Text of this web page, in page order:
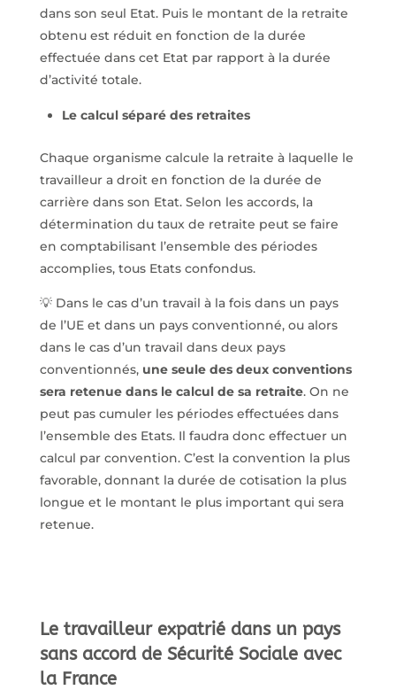
dans son seul Etat. Puis le montant de la retraite
obtenu est réduit en fonction de la durée
effectuée dans cet Etat par rapport à la durée
d’activité totale.
Le calcul séparé des retraites
Chaque organisme calcule la retraite à laquelle le
travailleur a droit en fonction de la durée de
carrière dans son Etat. Selon les accords, la
détermination du taux de retraite peut se faire
en comptabilisant l’ensemble des périodes
accomplies, tous Etats confondus.
💡 Dans le cas d’un travail à la fois dans un pays
de l’UE et dans un pays conventionné, ou alors
dans le cas d’un travail dans deux pays
conventionnés, une seule des deux conventions
sera retenue dans le calcul de sa retraite. On ne
peut pas cumuler les périodes effectuées dans
l’ensemble des Etats. Il faudra donc effectuer un
calcul par convention. C’est la convention la plus
favorable, donnant la durée de cotisation la plus
longue et le montant le plus important qui sera
retenue.
Le travailleur expatrié dans un pays
sans accord de Sécurité Sociale avec
la France